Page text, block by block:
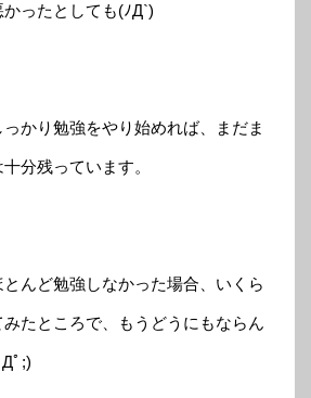
ったとしても(ﾉД`)
かり勉強をやり始めれば、まだま
分残っています。
んど勉強しなかった場合、いくら
たところで、もうどうにもならん
ﾟ;)